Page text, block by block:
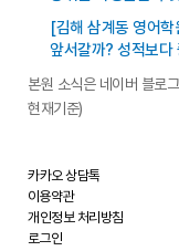
[김해 삼계동 영어
앞서갈까? 성적보다
본원 소식은 네이버 블로
현재기준)
카카오 상담톡
이용약관
개인정보 처리방침
로그인